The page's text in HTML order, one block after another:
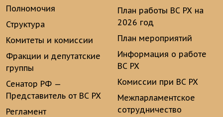
Полномочия
Структура
Комитеты и комиссии
Фракции и депутатские
группы
Сенатор РФ —
Представитель от ВС РХ
Регламент
План работы ВС РХ на
2026 год
План мероприятий
Информация о работе
ВС РХ
Комиссии при ВС РХ
Межпарламентское
сотрудничество